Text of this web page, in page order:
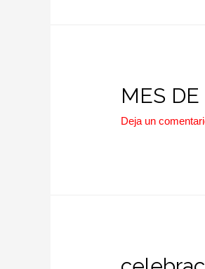
MES
Deja un